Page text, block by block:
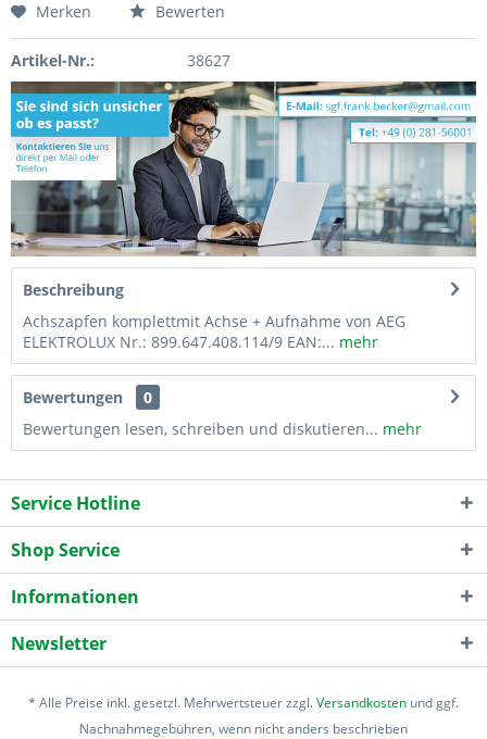
Merken Bewerten
Artikel-Nr.: 38627
Beschreibung
Achszapfen komplettmit Achse + Aufnahme von AEG
ELEKTROLUX Nr.: 899.647.408.114/9 EAN:... mehr
Bewertungen
0
Bewertungen lesen, schreiben und diskutieren... mehr
Service Hotline
Shop Service
Informationen
Newsletter
* Alle Preise inkl. gesetzl. Mehrwertsteuer zzgl.Versandkosten und ggf.
Nachnahmegebühren, wenn nicht anders beschrieben